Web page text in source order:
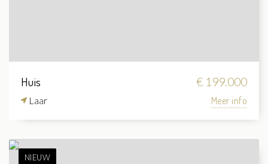
Huis € 199.000
Laar Meer info
NIEUW